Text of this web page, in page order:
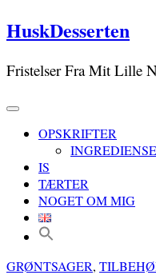
Skip
to
HuskDesserten
Fristelser Fra Mit Lille
OPSKRIFTER
IS
TÆRTER
NOGET OM MIG
GRØNTSAGER,